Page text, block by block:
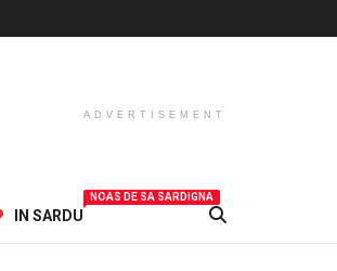
ADVERTISEMENT
IN SARDU
NOAS DE SA SARDIGNA